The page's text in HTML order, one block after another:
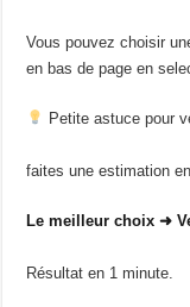
Vous pouvez choisir
en bas de page en
Petite astuce pour
faites une estimation
Le meilleur choix ➜
Résultat en 1 minute.